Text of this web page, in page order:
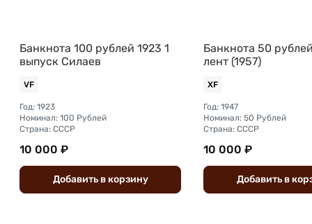
Банкнота 100 рублей 1923 1
выпуск Силаев
VF
Год: 1923
Номинал: 100 Рублей
Страна: СССР
10 000 ₽
Добавить вкорзину
Банкнота 50
лент (1957)
XF
Год: 1947
Номинал: 50 Рублей
Страна: СССР
10 000 ₽
Добавить в